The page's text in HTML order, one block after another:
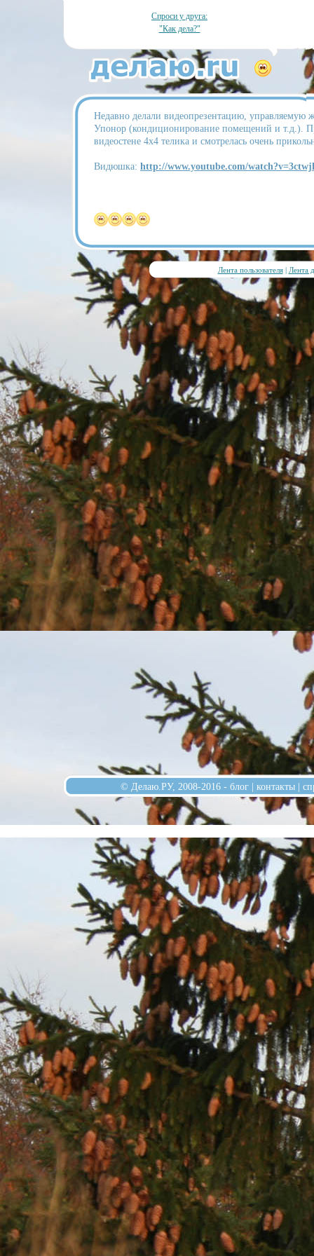
Спроси у друга:
"Как дела?"
Недавно делали видеопрезентацию, управляемую
Упонор (кондиционирование помещений и т.д.).
видеостене 4x4 телика и смотрелась очень
Видюшка: http://www.youtube.com/
Лента пользователя| Лента
© Делаю.РУ, 2008-2016 - блог | контакты |